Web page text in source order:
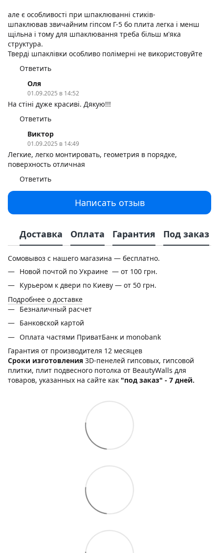
але є особливості при шпаклюванні стиків-
шпаклював звичайним гіпсом Г-5 бо плита легка і менш
щільна і тому для шпаклювання треба більш м'яка
структура.
Тверді шпаклівки особливо полімерні не використовуйте
Ответить
Оля
01.09.2025 в 14:52
На стіні дуже красиві. Дякую!!!
Ответить
Виктор
01.09.2025 в 14:49
Легкие, легко монтировать, геометрия в порядке,
поверхность отличная
Ответить
Написать отзыв
Доставка Оплата Гарантия Под заказ
Сомовывоз с нашего магазина — бесплатно.
Новой почтой по Украине — от 100 грн.
Курьером к двери по Киеву — от 50 грн.
Подробнее о доставке
Безналичный расчет
Банковской картой
Оплата частями ПриватБанк и monobank
Гарантия от производителя 12 месяцев
Сроки изготовления 3D-пенелей гипсовых, гипсовой
плитки, плит подвесного потолка от BeautyWalls для
товаров, указанных на сайте как "под заказ" - 7 дней.